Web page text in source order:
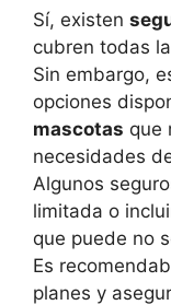
Sí, existen
cubren todas
Sin embargo,
opciones
mascotas que
necesidades
Algunos
limitada o
que puede no
Es
planes y